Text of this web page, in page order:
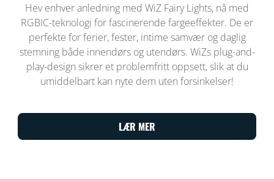
Hev enhver anledning med WiZ Fairy Lights, nå med
RGBIC-teknologi for fascinerende fargeeffekter. De er
perfekte for ferier, fester, intime samvær og daglig
stemning både innendørs og utendørs. WiZs plug-and-
play-design sikrer et problemfritt oppsett, slik at du
umiddelbart kan nyte dem uten forsinkelser!
LÆR MER